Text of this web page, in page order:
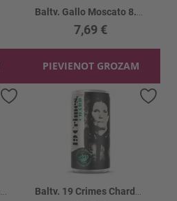
7,69 €
PIEVIENOT GROZAM
Pievienot vēlmju sarakstam